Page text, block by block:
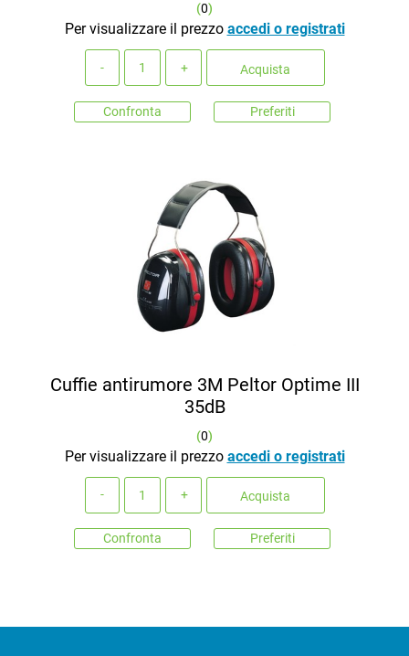
(0)
Per visualizzare il prezzo accedi o registrati
Acquista
Confronta Preferiti
Cuffie antirumore 3M Peltor Optime III
35dB
(0)
Per visualizzare il prezzo accedi o registrati
Acquista
Confronta Preferiti